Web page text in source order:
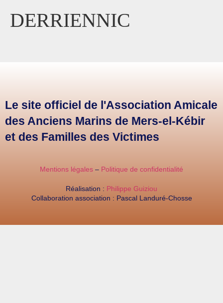
DERRIENNIC
Le site officiel de l'Association Amicale
des Anciens Marins de Mers-el-Kébir
et des Familles des Victimes
Mentions légales – Politique de confidentialité
Réalisation : Philippe Guiziou
Collaboration association : Pascal Landuré-Chosse